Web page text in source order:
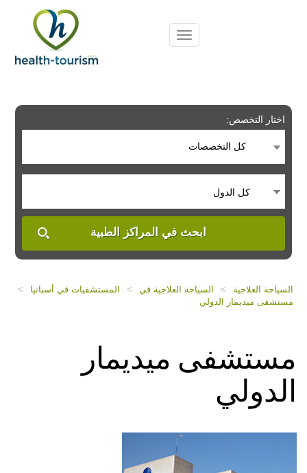
includes
system.
اختار التخصص:
كل التخصصات
كل الدول
ابحث في المراكز الطبية
السياحة العلاجية > السياحة العلاجية في > المستشفيات في أسبانيا
>
مستشفى ميديمار الدولي
مستشفى ميديمار
الدولي